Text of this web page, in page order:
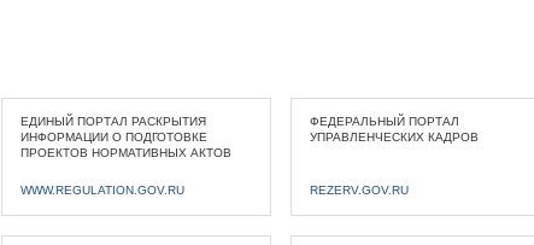
ЕДИНЫЙ ПОРТАЛ РАСКРЫТИЯ
ИНФОРМАЦИИ О ПОДГОТОВКЕ
ПРОЕКТОВ НОРМАТИВНЫХ АКТОВ
WWW.REGULATION.GOV.RU
ФЕДЕРАЛЬНЫЙ ПОРТАЛ
УПРАВЛЕНЧЕСКИХ КАДРОВ
REZERV.GOV.RU